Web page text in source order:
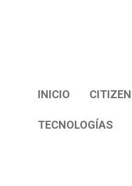
INICIO CITIZEN
TECNOLOGÍAS